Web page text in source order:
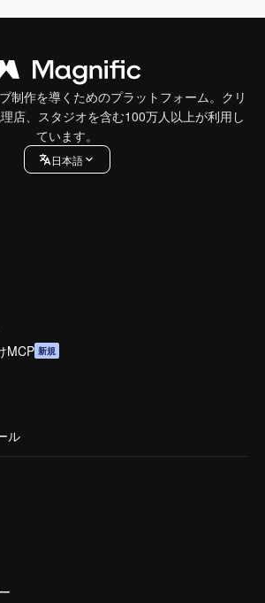
制作を導くためのプラットフォーム。クリ
店、スタジオを含む100万人以上が利用し
ています。
日本語
MCP 新規
ル